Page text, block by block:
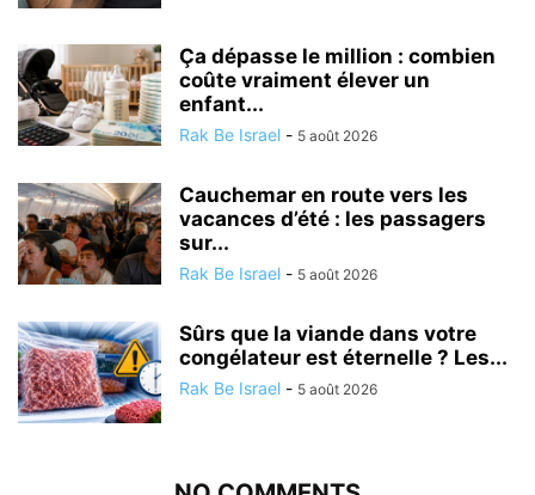
Ça dépasse le million : combien
coûte vraiment élever un
enfant...
Rak Be Israel - 5 août 2026
Cauchemar en route vers les
vacances d’été : les passagers
sur...
Rak Be Israel - 5 août 2026
Sûrs que la viande dans votre
congélateur est éternelle ? Les...
Rak Be Israel - 5 août 2026